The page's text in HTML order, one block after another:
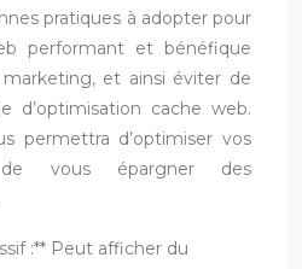
pratiques à adopter pour
performant et bénéfique
et ainsi éviter de
d’optimisation cache web.
permettra d’optimiser vos
vous épargner des
:** Peut afficher du